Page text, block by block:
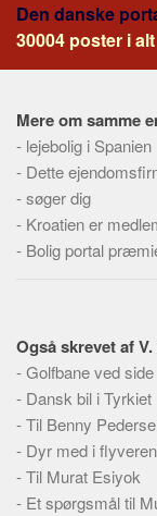
Job
Virksomhed
Pension og
Forbrug
Social sikring og
Transport
Alle
Økonomi
Jura og regler
Skatter og afgifter
Statistik
Praktisk
Den danske
30004 poster i alt
Mere om samme
- lejebolig i Spanien
- Dette
-søger dig
- Kroatien er
- Bolig portal
Også skrevet af
-Golfbane ved side
- Dansk bil i Tyrkiet
-Til Benny
- Dyr med i
-Til Murat Esiyok
- Et spørgsmål til